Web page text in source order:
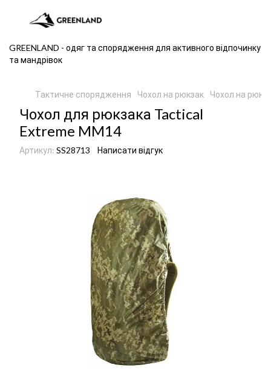
GREENLAND - одяг та спорядження для активного відпочинку
та мандрівок
Тактичне спорядження Чохол на рюкзак Чохол на
Чохол для рюкзака Tactical
Extreme MM14
Артикул: SS28713 Написати відгук